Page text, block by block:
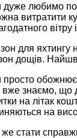
дуже любимо
витратити
для яхтингу
дощів.
просто
знаємо, що
на літак
на
стати